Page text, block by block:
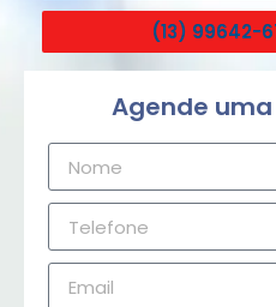
(13) 99642-
Agende